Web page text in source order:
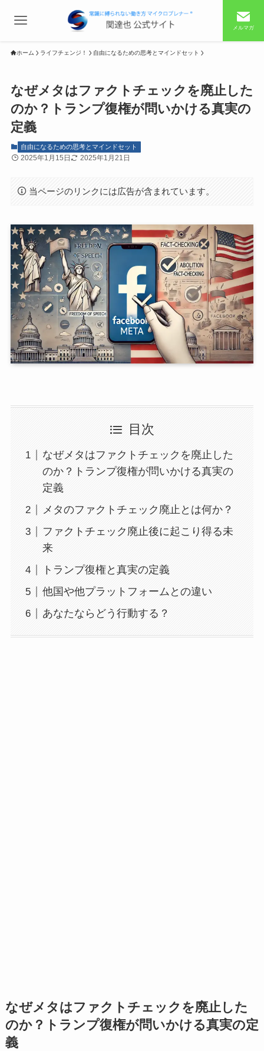
メルマガ
ホーム ライフチェンジ！ 自由になるための思考とマインドセット
なぜメタはファクトチェックを廃止した
のか？トランプ復権が問いかける真実の
定義
自由になるための思考とマインドセット
2025年1月15日 2025年1月21日
当ページのリンクには広告が含まれています。
目次
なぜメタはファクトチェックを廃止した
のか？トランプ復権が問いかける真実の
定義
メタのファクトチェック廃止とは何か？
ファクトチェック廃止後に起こり得る未
来
トランプ復権と真実の定義
他国や他プラットフォームとの違い
あなたならどう行動する？
なぜメタはファクトチェックを廃止した
のか？トランプ復権が問いかける真実の定
義